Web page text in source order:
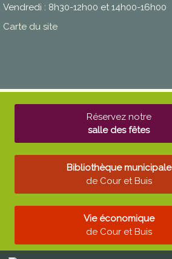
Vendredi : 8h30-12h00 et 14h00-16h00
Carte du site
Réservez notre
salle des fêtes
Bibliothèque municipale
de Cour et Buis
Vie économique
de Cour et Buis